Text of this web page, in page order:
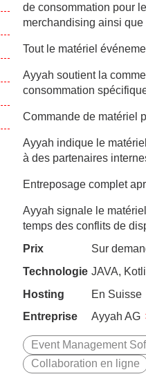
Show subpages
de consommation pour
merchandising ainsi que
Tout le matériel
Ayyah soutient la
consommation
Commande de matériel
Ayyah indique le
à des partenaires
Entreposage complet
Ayyah signale le
temps des conflits de
Prix
Sur
Technologie JAVA,
Hosting
En Suisse
Entreprise
Ayyah AG
Event Management
Collaboration en ligne